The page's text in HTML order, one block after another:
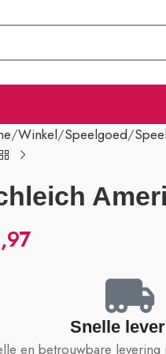
Winkel Speelgoed
Snelle
en betrouwbare levering